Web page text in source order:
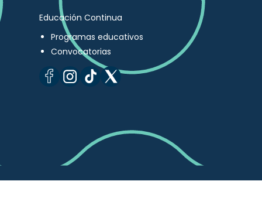
Educación Continua
Programas educativos
Convocatorias